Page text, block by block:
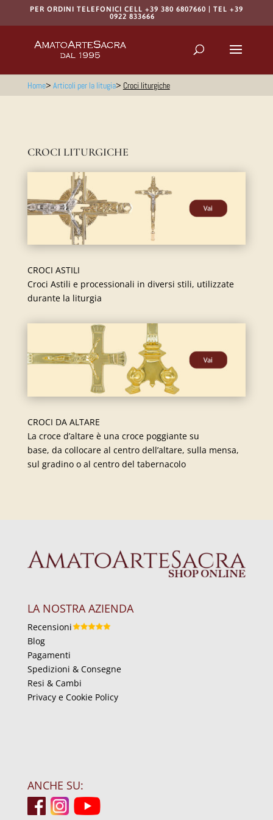
PER ORDINI TELEFONICI CELL +39 380 6807660 | TEL +39
0922 833666
Home> Articoli per la litugia> Croci liturgiche
CROCI LITURGICHE
CROCI ASTILI
Croci Astili e processionali in diversi stili, utilizzate
durante la liturgia
CROCI DA ALTARE
La croce d’altare è una croce poggiante su
base, da collocare al centro dell’altare, sulla mensa,
sul gradino o al centro del tabernacolo
LA NOSTRA AZIENDA
Recensioni
Blog
Pagamenti
Spedizioni & Consegne
Resi & Cambi
Privacy e Cookie Policy
ANCHE SU: